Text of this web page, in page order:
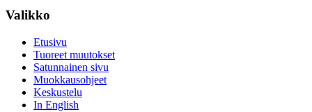
Valikko
Etusivu
Tuoreet muutokset
Satunnainen sivu
Muokkausohjeet
Keskustelu
In English